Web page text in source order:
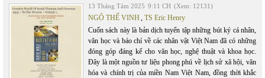
13 Tháng Tám 2025 9:11 CH (Xem: 12131)
NGÔ THẾ VINH TS Eric Henry
Cuốn sách này là bản dịch tuyển tập những bút ký cá nhân,
văn học và báo chí về các nhân vật Việt Nam đã có những
đóng góp đáng kể cho văn học, nghệ thuật và khoa học.
Đây là một nguồn tư liệu phong phú về lịch sử xã hội, văn
hóa và chính trị của miền Nam Việt Nam, đồng thời khắc